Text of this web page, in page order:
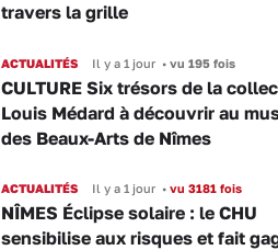
travers la grille
ACTUALITÉS Il y a 1 jour •vu 195 fois
CULTURE Six trésors de la
Louis Médard à découvrir au
des Beaux-Arts de Nîmes
ACTUALITÉS Il y a 1 jour •vu 3181 fois
NÎMES Éclipse solaire : le CHU
sensibilise aux risques et fait